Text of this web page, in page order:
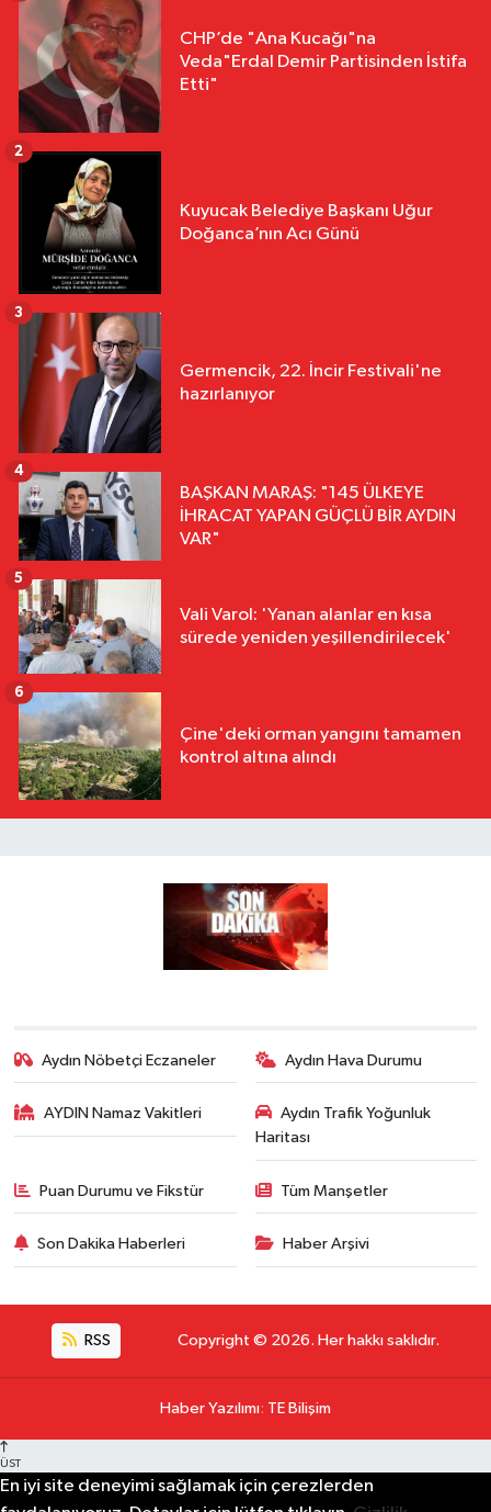
CHP’de "Ana Kucağı"na
Veda"Erdal Demir Partisinden İstifa
Etti"
Kuyucak Belediye Başkanı Uğur
Doğanca’nın Acı Günü
2
Germencik, 22. İncir Festivali'ne
hazırlanıyor
3
BAŞKAN MARAŞ: "145 ÜLKEYE
İHRACAT YAPAN GÜÇLÜ BİR AYDIN
VAR"
4
Vali Varol: 'Yanan alanlar en kısa
sürede yeniden yeşillendirilecek'
5
Çine'deki orman yangını tamamen
kontrol altına alındı
6
Aydın Nöbetçi Eczaneler Aydın Hava Durumu
AYDIN Namaz Vakitleri
Aydın Trafik Yoğunluk
Haritası
Puan Durumu ve Fikstür Tüm Manşetler
Son Dakika Haberleri Haber Arşivi
RSS Copyright © 2026. Her hakkı saklıdır.
Haber Yazılımı: TE Bilişim
ÜST
En iyi site deneyimi sağlamak için çerezlerden